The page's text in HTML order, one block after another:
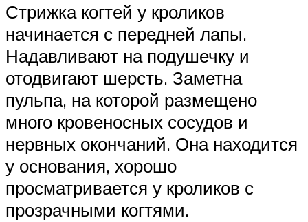
Стрижка когтей у кроликов
начинается с передней лапы.
Надавливают на подушечку и
отодвигают шерсть. Заметна
пульпа, на которой размещено
много кровеносных сосудов и
нервных окончаний. Она находится
у основания, хорошо
просматривается у кроликов с
прозрачными когтями.